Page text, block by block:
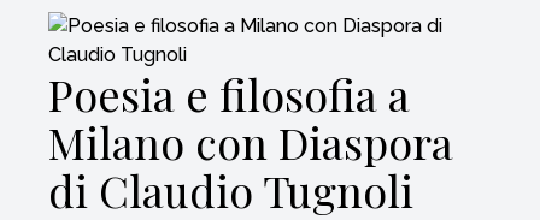
Poesia e filosofia a
Milano con Diaspora
di Claudio Tugnoli